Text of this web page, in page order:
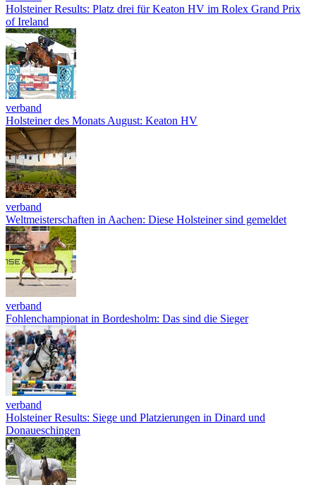
Holsteiner Results: Platz drei für Keaton HV im Rolex Grand Prix
of Ireland
verband
Holsteiner des Monats August: Keaton HV
verband
Weltmeisterschaften in Aachen: Diese Holsteiner sind gemeldet
verband
Fohlenchampionat in Bordesholm: Das sind die Sieger
verband
Holsteiner Results: Siege und Platzierungen in Dinard und
Donaueschingen